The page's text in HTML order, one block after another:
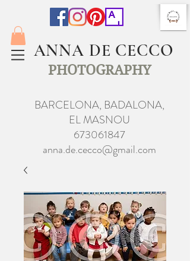
ANNA DE CECCO
PHOTOGRAPHY
BARCELONA, BADALONA,
EL MASNOU
673061847
anna.de.cecco@gmail.com